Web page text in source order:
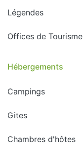
Légendes
Offices de Tourisme
Hébergements
Campings
Gites
Chambres d'hôtes